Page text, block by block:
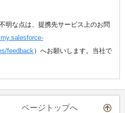
明な点は、提携先サービス上のお問
feedback）へお願いします。当社で
ページトップへ